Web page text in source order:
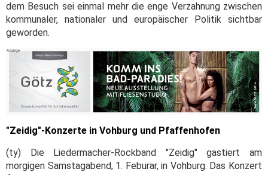
dem Besuch sei einmal mehr die enge Verzahnung zwischen
kommunaler, nationaler und europäischer Politik sichtbar
geworden.
"Zeidig"-Konzerte in Vohburg und Pfaffenhofen
(ty) Die Liedermacher-Rockband "Zeidig" gastiert am
morgigen Samstagabend, 1. Feburar, in Vohburg. Das Konzert